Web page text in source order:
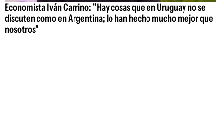
Economista Iván Carrino: "Hay cosas que en Uruguay no se
discuten como en Argentina; lo han hecho mucho mejor que
nosotros"